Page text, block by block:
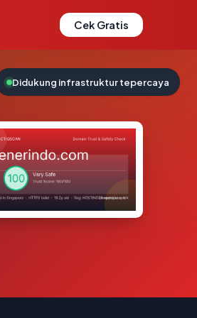
Cek Gratis
Didukung infrastruktur tepercaya